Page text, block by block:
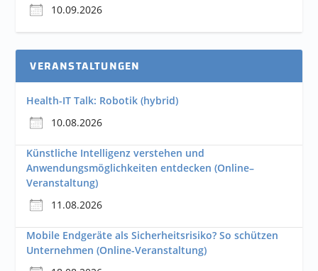
10.09.2026
VERANSTALTUNGEN
Health-IT Talk: Robotik (hybrid)
10.08.2026
Künstliche Intelligenz verstehen und
Anwendungsmöglichkeiten entdecken (Online–
Veranstaltung)
11.08.2026
Mobile Endgeräte als Sicherheitsrisiko? So schützen
Unternehmen (Online-Veranstaltung)